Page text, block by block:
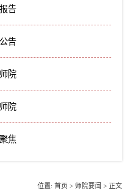
告
告
院
院
焦
位置: 首页 > 师院要闻 > 正文